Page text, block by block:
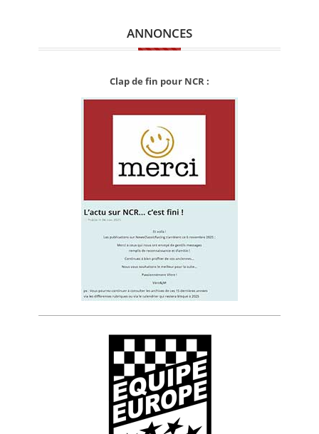
ANNONCES
Clap de fin pour NCR :